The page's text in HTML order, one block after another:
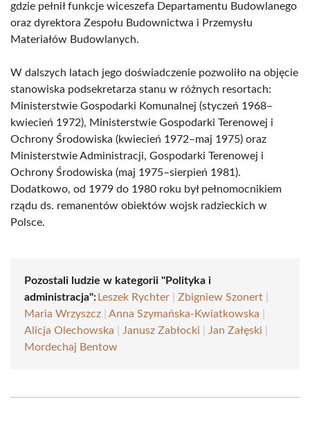
gdzie pełnił funkcje wiceszefa Departamentu Budowlanego
oraz dyrektora Zespołu Budownictwa i Przemysłu
Materiałów Budowlanych.
W dalszych latach jego doświadczenie pozwoliło na objęcie
stanowiska podsekretarza stanu w różnych resortach:
Ministerstwie Gospodarki Komunalnej (styczeń 1968–
kwiecień 1972), Ministerstwie Gospodarki Terenowej i
Ochrony Środowiska (kwiecień 1972–maj 1975) oraz
Ministerstwie Administracji, Gospodarki Terenowej i
Ochrony Środowiska (maj 1975–sierpień 1981).
Dodatkowo, od 1979 do 1980 roku był pełnomocnikiem
rządu ds. remanentów obiektów wojsk radzieckich w
Polsce.
Pozostali ludzie w kategorii "Polityka i
administracja": Leszek Rychter Zbigniew Szonert
Maria Wrzyszcz
Anna Szymańska-Kwiatkowska
Alicja Olechowska
Janusz Zabłocki Jan Załęski
Mordechaj Bentow